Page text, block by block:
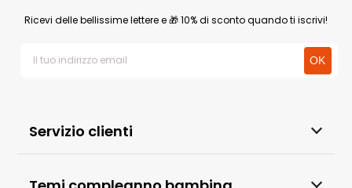
Servizio clienti
Ricevi delle bellissime lettere e 🎁 10% di sconto quando ti iscrivi!